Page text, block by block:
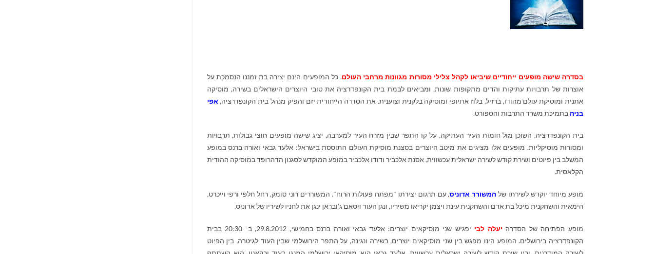
בסדרה שישה מופעים ייחודיים שיביאו לקהל צלילי מסורות מגוונות מרחבי העולם. כל המופעים הינם יצירה בת זמננו הנסמכת על
אוצרות של תרבויות עתיקות והדים מתקופות שונות, ומביאים לבמת בית הקונפדרציה את טובי היוצרים הישראלים בשירה, מוסיקה
אתנית ומוסיקת עולם מהודו, ברזיל, בלוז אתיופי ומוסיקה בלקנית וצוענית. את הסדרה הייחודית יזם והפיק מנהל בית הקונפדרציה, אפי
בניה בתמיכת משרד התרבות והספורט.
בית הקונפדרציה, השוכן מול חומות העיר העתיקה, על קו התפר שבין מזרח העיר למערבה, יציג שישה מופעים חוצי גבולות, תרבויות
ומסורות מוסיקליות. מופעים אלו מציגים את מיטב היוצרים בסצנת מוסיקת העולם התוססת בישראל: אלעד גבאי ואורה ברנס במופע
המשלב בין פיוטים ושירת קודש לשירה ישראלית עכשווית, אסנת אלכביר ודודו אלכביר במופע המוקדש לסגנון הדהרופד במוסיקה ההודית
הקלאסית.
מופע מיוחד יוקדש לשירתו של המשורר אדוניס, עם תרגום יצירתו "מפתח פעולות הרוח". המשוררים רוני סומק, רחל חלפי ורפי וייכרט,
הימאית והשחקנית מיכל בת אדם והשחקנית עינת ויצמן יקריאו משיריו, ונגן העוד ויסאם ג'ובראן ינגן את לחניו לשיריו של אדוניס.
מופע הפתיחה של הסדרה יעלה לבי
יפגיש שני מוסיקאים יוצרים: אלעד גבאי ואורה ברנס בחמישי, 29.8.2012, ב- 20:30 בבית
הקונפדרציה בירושלים. המופע הינו מפגש בין שני מוסיקאים יוצרים, בשירה ונגינה, על התפר הירושלמי שבין העוד לגיטרה, בין הפיוט